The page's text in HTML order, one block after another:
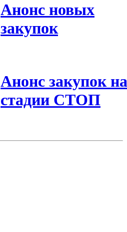
Анонс новых
закупок
Анонс закупок на
стадии СТОП